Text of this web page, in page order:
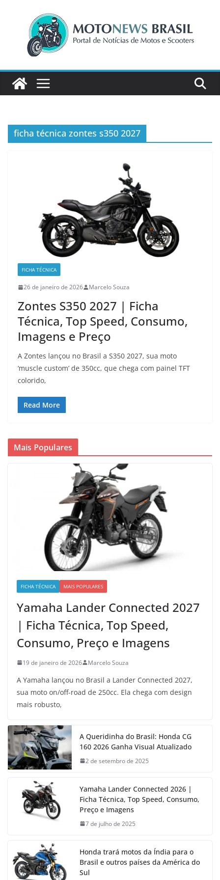
conteúdo
ficha técnica zontes s350 2027
FICHA TÉCNICA
26 de janeiro de 2026 Marcelo Souza
Zontes S350 2027 | Ficha
Técnica, Top Speed, Consumo,
Imagens e Preço
A Zontes lançou no Brasil a S350 2027, sua moto
‘muscle custom’ de 350cc, que chega com painel TFT
colorido,
Read More
Mais Populares
FICHA TÉCNICA MAIS POPULARES
Yamaha Lander Connected 2027
| Ficha Técnica, Top Speed,
Consumo, Preço e Imagens
19 de janeiro de 2026 Marcelo Souza
A Yamaha lançou no Brasil a Lander Connected 2027,
sua moto on/off-road de 250cc. Ela chega com design
mais robusto,
A Queridinha do Brasil: Honda CG
160 2026 Ganha Visual Atualizado
2 de setembro de 2025
Yamaha Lander Connected 2026 |
Ficha Técnica, Top Speed, Consumo,
Preço e Imagens
7 de julho de 2025
Honda trará motos da Índia para o
Brasil e outros países da América do
Sul